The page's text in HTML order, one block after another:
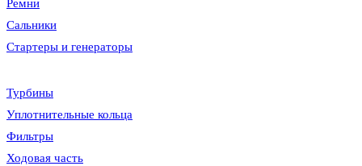
Ремни
Сальники
Стартеры и генераторы
Турбины
Уплотнительные кольца
Фильтры
Ходовая часть